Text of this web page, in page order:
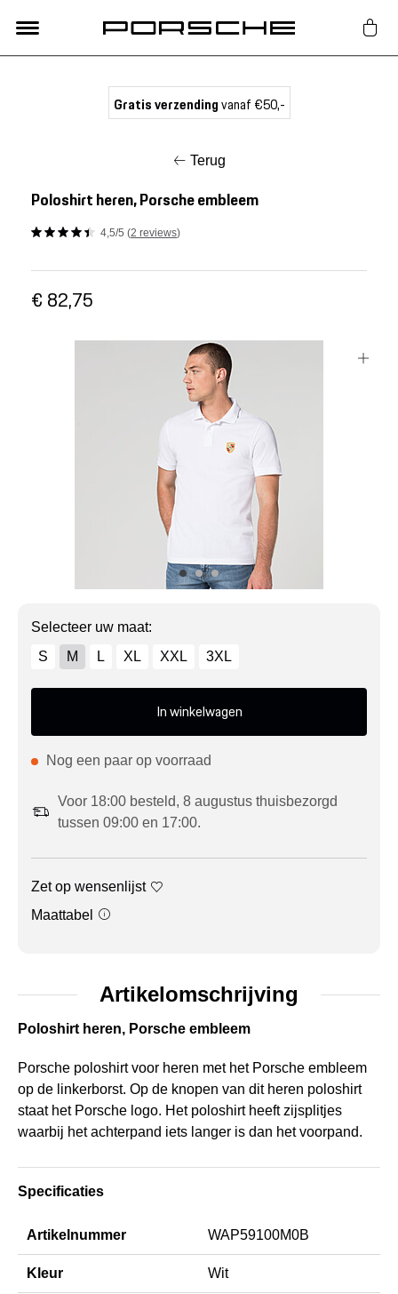
Nieuw
Acties
Gratis verzendingvanaf €50,-
Terug
Poloshirt heren, Porsche embleem
4,5/5 (2 reviews)
€ 82,75
Selecteer uw maat:
S
M L XL XXL 3XL
In winkelwagen
Nog een paar op voorraad
Voor 18:00 besteld, 8 augustus thuisbezorgd
tussen 09:00 en 17:00.
Zet op wensenlijst
Maattabel
Artikelomschrijving
Poloshirt heren, Porsche embleem
Porsche poloshirt voor heren met het Porsche embleem
op de linkerborst. Op de knopen van dit heren poloshirt
staat het Porsche logo. Het poloshirt heeft zijsplitjes
waarbij het achterpand iets langer is dan het voorpand.
Specificaties
Artikelnummer WAP59100M0B
Kleur Wit